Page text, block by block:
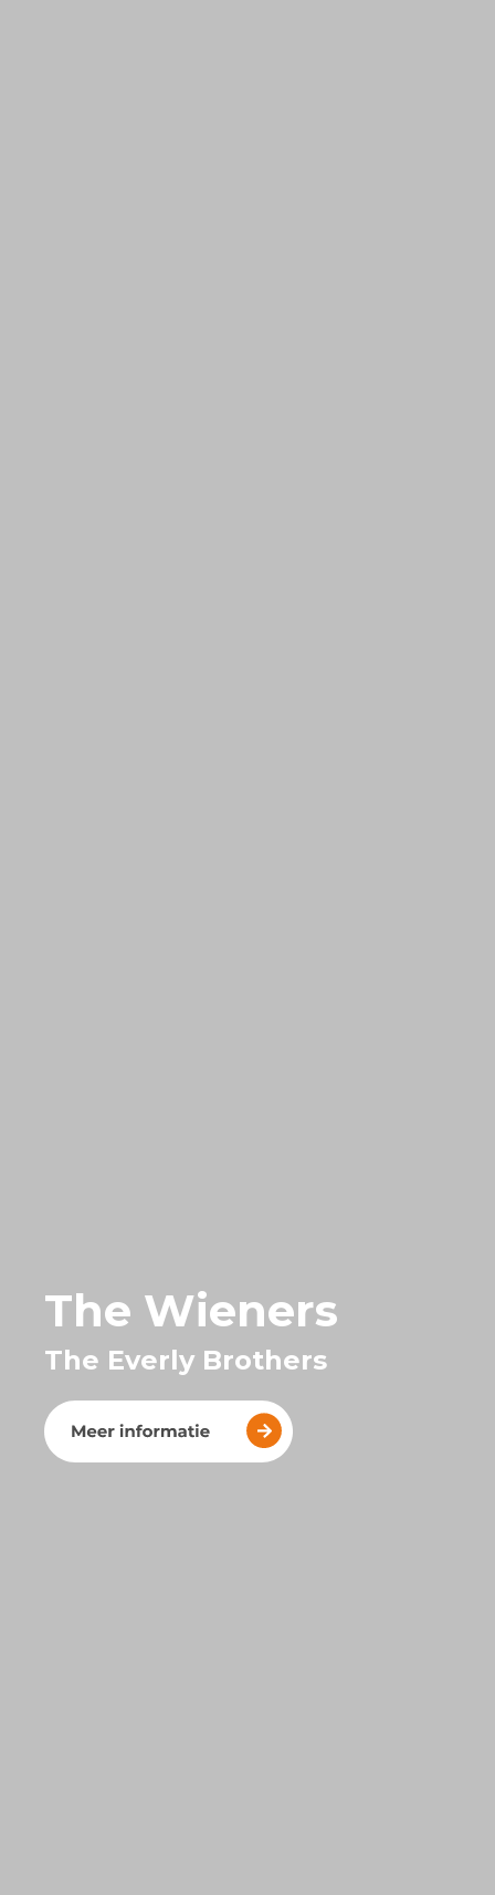
The Wieners
The Everly Brothers